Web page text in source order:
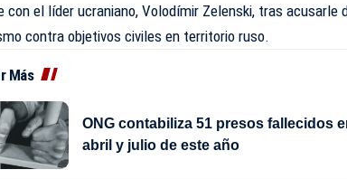
con el líder ucraniano, Volodímir Zelenski, tras acusarle
contra objetivos civiles en territorio ruso.
Más
ONG contabiliza 51 presos fallecidos
abril y julio de este año